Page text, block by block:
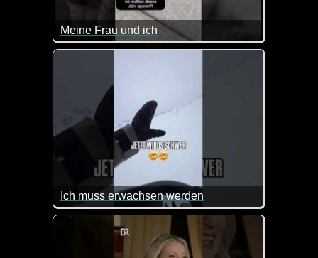
Meine Frau und ich
Was die Katzen hier für ein Gespräch führen,
Ich muss erwachsen werden
Man muss sich nur zu beschäftigen wissen :-)